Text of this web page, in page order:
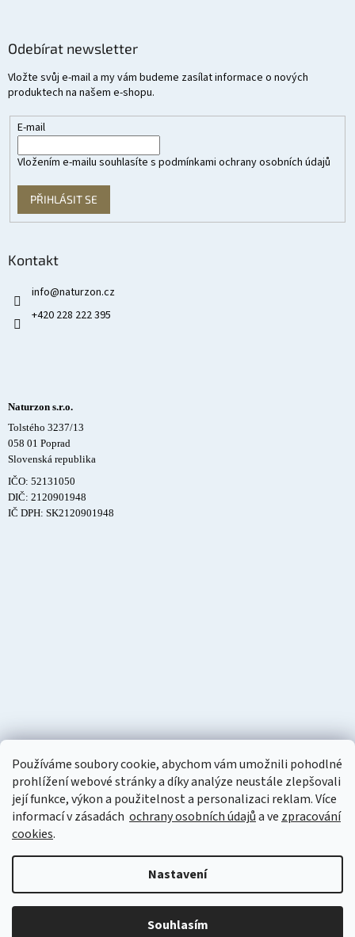
Používáme soubory cookie, abychom vám umožnili pohodlné
prohlížení webové stránky a díky analýze neustále zlepšovali
její funkce, výkon a použitelnost a personalizaci reklam. Více
informací v zásadách ochrany osobních údajůa ve zpracování
cookies.
Nastavení
Souhlasím
Odebírat newsletter
Vložte svůj e-mail a my vám budeme zasílat informace o nových
produktech na našem e-shopu.
E-mail
Vložením e-mailu souhlasíte s podmínkami ochrany osobních údajů
PŘIHLÁSIT SE
Kontakt
info@naturzon.cz
+420 228 222 395
Naturzon s.r.o.
Tolstého 3237/13
058 01 Poprad
Slovenská republika
IČO: 52131050
DIČ: 2120901948
IČ DPH: SK2120901948
Vytvořil Shoptet